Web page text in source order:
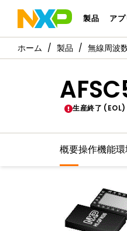
製品 ア
製品 無線周波
生産終了 (EOL)
概要操作機能